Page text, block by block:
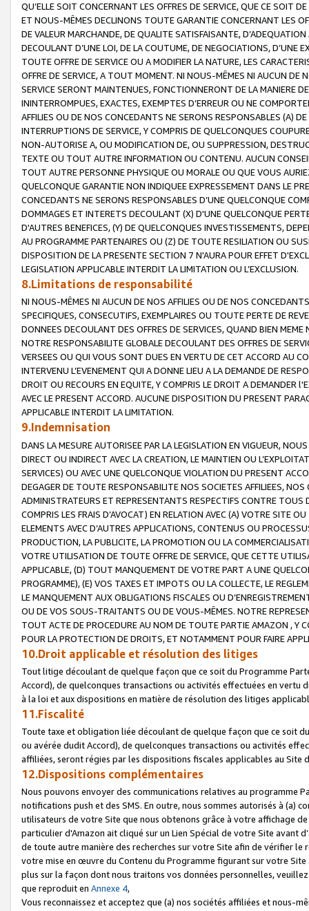
QU’ELLE SOIT CONCERNANT LES OFFRES DE SERVICE, QUE CE SOIT
ET NOUS-MÊMES DECLINONS TOUTE GARANTIE CONCERNANT LES
DE VALEUR MARCHANDE, DE QUALITE SATISFAISANTE,
DECOULANT D’UNE LOI, DE LA COUTUME, DE NEGOCIATIONS, D’UNE
TOUTE OFFRE DE SERVICE OU A MODIFIER LA NATURE, LES
OFFRE DE SERVICE, A TOUT MOMENT. NI NOUS-MÊMES NI AUCUN DE
SERVICE SERONT MAINTENUES, FONCTIONNERONT DE LA MANIERE
ININTERROMPUES, EXACTES, EXEMPTES D’ERREUR OU NE
AFFILIES OU DE NOS CONCEDANTS NE SERONS RESPONSABLES (A)
INTERRUPTIONS DE SERVICE, Y COMPRIS DE QUELCONQUES
NON-AUTORISE A, OU MODIFICATION DE, OU SUPPRESSION,
TEXTE OU TOUT AUTRE INFORMATION OU CONTENU. AUCUN
TOUT AUTRE PERSONNE PHYSIQUE OU MORALE OU QUE VOUS
QUELCONQUE GARANTIE NON INDIQUEE EXPRESSEMENT DANS LE
CONCEDANTS NE SERONS RESPONSABLES D’UNE QUELCONQUE
DOMMAGES ET INTERETS DECOULANT (X) D'UNE QUELCONQUE
D'AUTRES BENEFICES, (Y) DE QUELCONQUES INVESTISSEMENTS,
AU PROGRAMME PARTENAIRES OU (Z) DE TOUTE RESILIATION OU
DISPOSITION DE LA PRESENTE SECTION 7 N'AURA POUR EFFET
LEGISLATION APPLICABLE INTERDIT LA LIMITATION OU L’EXCLUSION.
8.Limitations de responsabilité
NI NOUS-MÊMES NI AUCUN DE NOS AFFILIES OU DE NOS
SPECIFIQUES, CONSECUTIFS, EXEMPLAIRES OU TOUTE PERTE DE
DONNEES DECOULANT DES OFFRES DE SERVICES, QUAND BIEN
NOTRE RESPONSABILITE GLOBALE DECOULANT DES OFFRES DE
VERSEES OU QUI VOUS SONT DUES EN VERTU DE CET ACCORD AU
INTERVENU L’EVENEMENT QUI A DONNE LIEU A LA DEMANDE DE
DROIT OU RECOURS EN EQUITE, Y COMPRIS LE DROIT A DEMANDER
AVEC LE PRESENT ACCORD. AUCUNE DISPOSITION DU PRESENT
APPLICABLE INTERDIT LA LIMITATION.
9.Indemnisation
DANS LA MESURE AUTORISEE PAR LA LEGISLATION EN VIGUEUR,
DIRECT OU INDIRECT AVEC LA CREATION, LE MAINTIEN OU
SERVICES) OU AVEC UNE QUELCONQUE VIOLATION DU PRESENT
DEGAGER DE TOUTE RESPONSABILITE NOS SOCIETES AFFILIEES,
ADMINISTRATEURS ET REPRESENTANTS RESPECTIFS CONTRE
COMPRIS LES FRAIS D’AVOCAT) EN RELATION AVEC (A) VOTRE SITE
ELEMENTS AVEC D’AUTRES APPLICATIONS, CONTENUS OU
PRODUCTION, LA PUBLICITE, LA PROMOTION OU LA
VOTRE UTILISATION DE TOUTE OFFRE DE SERVICE, QUE CETTE
APPLICABLE, (D) TOUT MANQUEMENT DE VOTRE PART A UNE
PROGRAMME), (E) VOS TAXES ET IMPOTS OU LA COLLECTE, LE
LE MANQUEMENT AUX OBLIGATIONS FISCALES OU
OU DE VOS SOUS-TRAITANTS OU DE VOUS-MÊMES. NOTRE
TOUT ACTE DE PROCEDURE AU NOM DE TOUTE PARTIE AMAZON , Y
POUR LA PROTECTION DE DROITS, ET NOTAMMENT POUR FAIRE
10.Droit applicable et résolution des litiges
Tout litige découlant de quelque façon que ce soit du Programme
Accord), de quelconques transactions ou activités effectuées en vertu
à la loi et aux dispositions en matière de résolution des litiges
11.Fiscalité
Toute taxe et obligation liée découlant de quelque façon que ce soit
ou avérée dudit Accord), de quelconques transactions ou activités
affiliées, seront régies par les dispositions fiscales applicables au Site
12.Dispositions complémentaires
Nous pouvons envoyer des communications relatives au programme
notifications push et des SMS. En outre, nous sommes autorisés à
utilisateurs de votre Site que nous obtenons grâce à votre affichage
particulier d'Amazon ait cliqué sur un Lien Spécial de votre Site avant
de toute autre manière des recherches sur votre Site afin de vérifier
votre mise en œuvre du Contenu du Programme figurant sur votre
plus sur la façon dont nous traitons vos données personnelles,
que reproduit en Annexe 4,
Vous reconnaissez et acceptez que (a) nos sociétés affiliées et nous-